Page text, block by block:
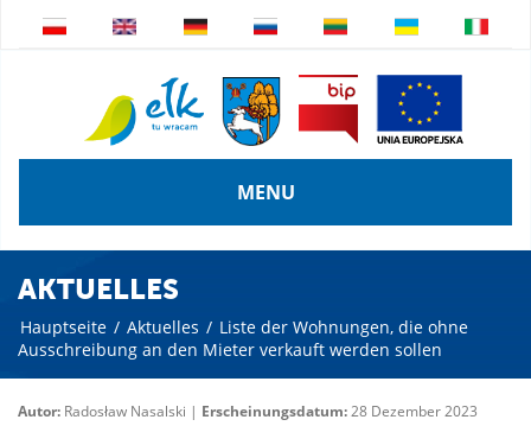
MENU
AKTUELLES
Hauptseite / Aktuelles / Liste der Wohnungen, die ohne
Ausschreibung an den Mieter verkauft werden sollen
Autor: Radosław Nasalski | Erscheinungsdatum:28 Dezember 2023